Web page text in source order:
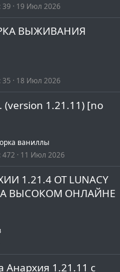
39 19 Июл 2026
ВЫЖИВАНИЯ
35 18 Июл 2026
(version 1.21.11) [no
ваниллы
472 11 Июл 2026
1.21.4 ОТ LUNACY
ВЫСОКОМ ОНЛАЙНЕ
Анархия 1.21.11 с